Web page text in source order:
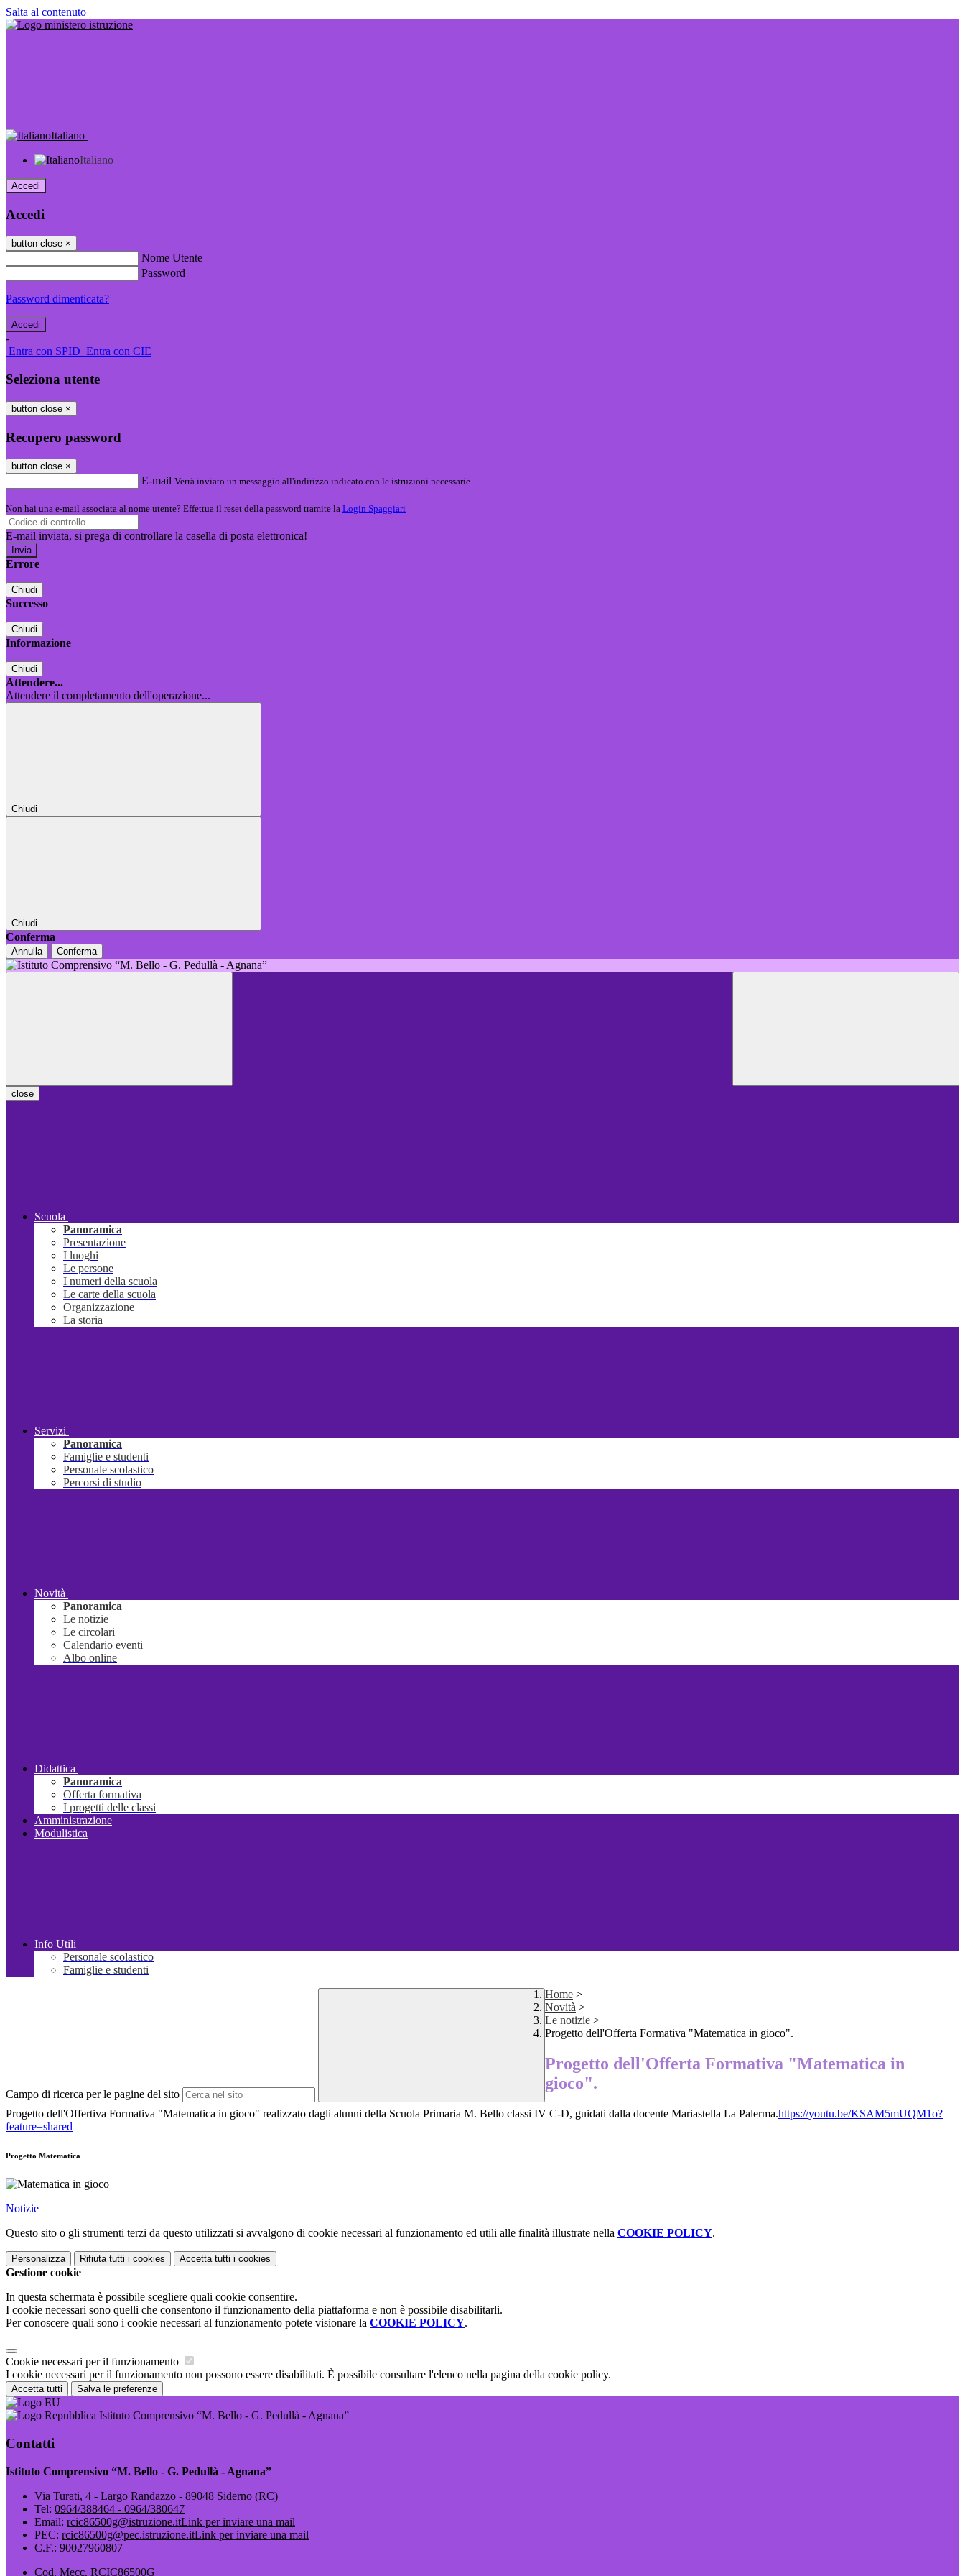
Salta al contenuto
Italiano
Italiano
Accedi
Accedi
button close ×
Nome Utente
Password
Password dimenticata?
-
Entra con SPID Entra con CIE
Seleziona utente
button close ×
Recupero password
button close ×
E-mail Verrà inviato un messaggio all'indirizzo indicato con le istruzioni necessarie.
Non hai una e-mail associata al nome utente? Effettua il reset della password tramite la Login Spaggiari
E-mail inviata, si prega di controllare la casella di posta elettronica!
Errore
Chiudi
Successo
Chiudi
Informazione
Chiudi
Attendere...
Attendere il completamento dell'operazione...
Chiudi
Chiudi
Conferma
Annulla Conferma
close
Scuola
Panoramica
Presentazione
I luoghi
Le persone
I numeri della scuola
Le carte della scuola
Organizzazione
La storia
Servizi
Panoramica
Famiglie e studenti
Personale scolastico
Percorsi di studio
Novità
Panoramica
Le notizie
Le circolari
Calendario eventi
Albo online
Didattica
Panoramica
Offerta formativa
I progetti delle classi
Amministrazione
Modulistica
Info Utili
Personale scolastico
Famiglie e studenti
Campo di ricerca per le pagine del sito
Home >
Novità >
Le notizie >
Progetto dell'Offerta Formativa "Matematica in gioco".
Progetto dell'Offerta Formativa "Matematica in
gioco".
Progetto dell'Offertiva Formativa "Matematica in gioco" realizzato dagli alunni della Scuola Primaria M. Bello classi IV C-D, guidati dalla docente Mariastella La Palerma.https://youtu.be/KSAM5mUQM1o?
feature=shared
Progetto Matematica
Notizie
Questo sito o gli strumenti terzi da questo utilizzati si avvalgono di cookie necessari al funzionamento ed utili alle finalità illustrate nella COOKIE POLICY.
Personalizza Rifiuta tutti i cookies Accetta tutti i cookies
Gestione cookie
In questa schermata è possibile scegliere quali cookie consentire.
I cookie necessari sono quelli che consentono il funzionamento della piattaforma e non è possibile disabilitarli.
Per conoscere quali sono i cookie necessari al funzionamento potete visionare la COOKIE POLICY.
Cookie necessari per il funzionamento
I cookie necessari per il funzionamento non possono essere disabilitati. È possibile consultare l'elenco nella pagina della cookie policy.
Accetta tutti Salva le preferenze
Istituto Comprensivo “M. Bello - G. Pedullà - Agnana”
Contatti
Istituto Comprensivo “M. Bello - G. Pedullà - Agnana”
Via Turati, 4 - Largo Randazzo - 89048 Siderno (RC)
Tel: 0964/388464 - 0964/380647
Email: rcic86500g@istruzione.itLink per inviare una mail
PEC: rcic86500g@pec.istruzione.itLink per inviare una mail
C.F.: 90027960807
Cod. Mecc. RCIC86500G